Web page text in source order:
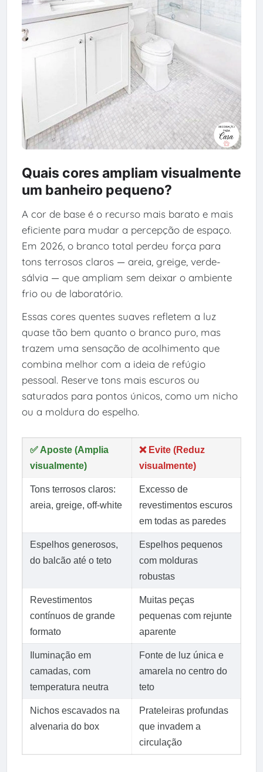
Quais cores ampliam visualmente
um banheiro pequeno?
A cor de base é o recurso mais barato e mais
eficiente para mudar a percepção de espaço.
Em 2026, o branco total perdeu força para
tons terrosos claros — areia, greige, verde-
sálvia — que ampliam sem deixar o ambiente
frio ou de laboratório.
Essas cores quentes suaves refletem a luz
quase tão bem quanto o branco puro, mas
trazem uma sensação de acolhimento que
combina melhor com a ideia de refúgio
pessoal. Reserve tons mais escuros ou
saturados para pontos únicos, como um nicho
ou a moldura do espelho.
✅ Aposte (Amplia
visualmente)
❌ Evite (Reduz
visualmente)
Tons terrosos claros:
areia, greige, off-white
Excesso de
revestimentos escuros
em todas as paredes
Espelhos generosos,
do balcão até o teto
Espelhos pequenos
com molduras
robustas
Revestimentos
contínuos de grande
formato
Muitas peças
pequenas com rejunte
aparente
Iluminação em
camadas, com
temperatura neutra
Fonte de luz única e
amarela no centro do
teto
Nichos escavados na
alvenaria do box
Prateleiras profundas
que invadem a
circulação